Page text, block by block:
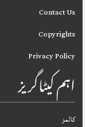
Contact Us
Copyrights
Privacy Policy
اہم کیٹاگریز
کالمز